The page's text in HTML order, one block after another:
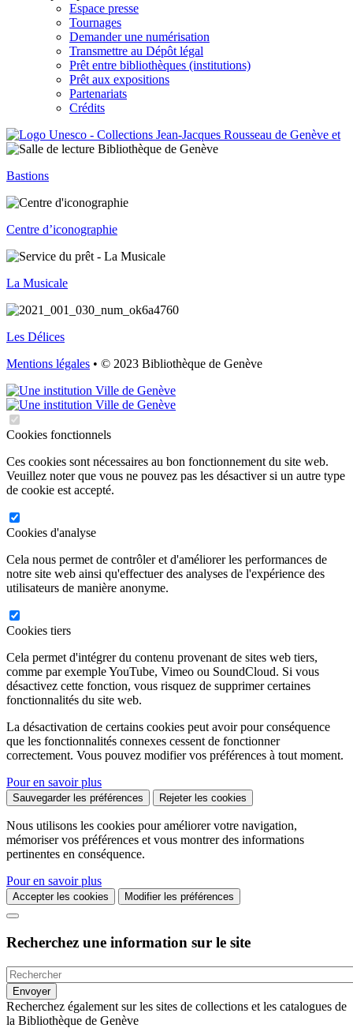
Espace presse
Tournages
Demander une numérisation
Transmettre au Dépôt légal
Prêt entre bibliothèques (institutions)
Prêt aux expositions
Partenariats
Crédits
Bastions
Centre d’iconographie
La Musicale
Les Délices
Mentions légales • © 2023 Bibliothèque de Genève
Cookies fonctionnels
Ces cookies sont nécessaires au bon fonctionnement du site web.
Veuillez noter que vous ne pouvez pas les désactiver si un autre type
de cookie est accepté.
Cookies d'analyse
Cela nous permet de contrôler et d'améliorer les performances de
notre site web ainsi qu'effectuer des analyses de l'expérience des
utilisateurs de manière anonyme.
Cookies tiers
Cela permet d'intégrer du contenu provenant de sites web tiers,
comme par exemple YouTube, Vimeo ou SoundCloud. Si vous
désactivez cette fonction, vous risquez de supprimer certaines
fonctionnalités du site web.
La désactivation de certains cookies peut avoir pour conséquence
que les fonctionnalités connexes cessent de fonctionner
correctement. Vous pouvez modifier vos préférences à tout moment.
Pour en savoir plus
Sauvegarder les préférences Rejeter les cookies
Nous utilisons les cookies pour améliorer votre navigation,
mémoriser vos préférences et vous montrer des informations
pertinentes en conséquence.
Pour en savoir plus
Accepter les cookies Modifier les préférences
Recherchez une information sur le site
Recherchez également sur les sites de collections et les catalogues de
la Bibliothèque de Genève